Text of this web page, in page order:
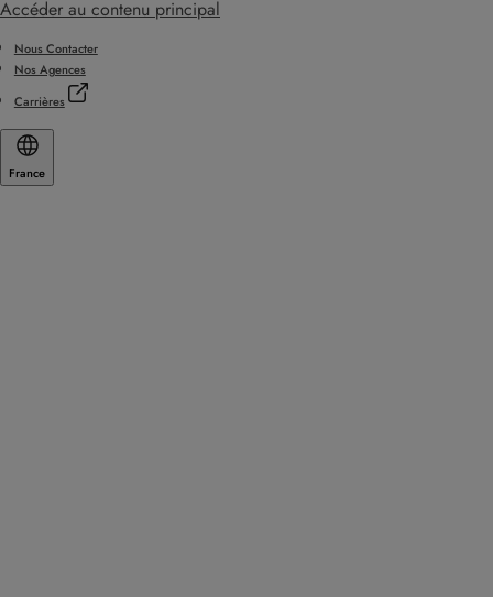
Accéder au contenu principal
Nous Contacter
Nos Agences
Carrières
France